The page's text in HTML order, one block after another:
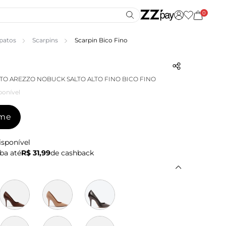
0
Scarpins Scarpin Bico Fino
AREZZO NOBUCK SALTO ALTO FINO BICO FINO
atéR$ 31,99de cashback